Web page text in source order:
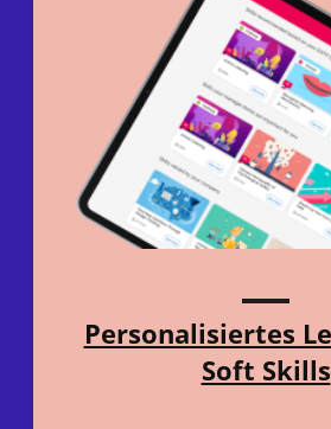
Personalisiertes
Soft Skills